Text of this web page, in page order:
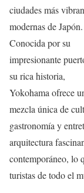
ciudades más
modernas de Japón.
Conocida por su
impresionante
su rica historia,
Yokohama ofrece
mezcla única de
gastronomía y
arquitectura
contemporáneo, lo
turistas de todo el